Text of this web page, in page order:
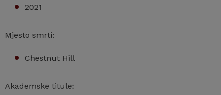
2021
Mjesto smrti:
Chestnut Hill
Akademske titule: